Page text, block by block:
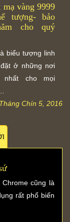
vàng 9999
tượng- bảo
cho quý
biểu tượng linh
ở những nơi
nhất cho mọi
Tháng Chín 5, 2016
cũng là
rất phổ biến